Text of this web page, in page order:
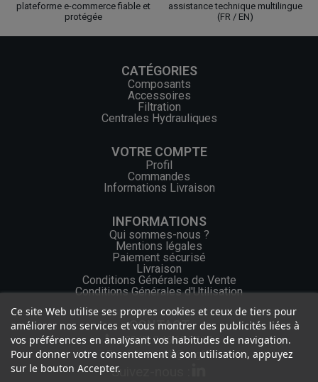
plateforme e-commerce fiable et
protégée
assistance technique multilingue
(FR / EN)
CATÉGORIES
Composants
Accessoires
Filtration
Centrales Hydrauliques
VOTRE COMPTE
Profil
Commandes
Informations Livraison
INFORMATIONS
Qui sommes-nous ?
Mentions légales
Paiement sécurisé
Livraison
Conditions Générales de Vente
Conditions Générales d'Utilisation
CONTACT
+33 (0) 2 46 65 57 43
contact.web@ocgf.fr
Suivez-nous :
Ce site Web utilise ses propres cookies et ceux de tiers pour
améliorer nos services et vous montrer des publicités liées à
vos préférences en analysant vos habitudes de navigation.
Pour donner votre consentement à son utilisation, appuyez
sur le bouton Accepter.